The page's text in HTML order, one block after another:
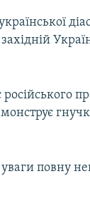
уваги повну